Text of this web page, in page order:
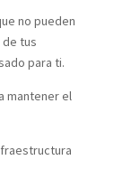
no pueden
tus
para ti.
mantener el